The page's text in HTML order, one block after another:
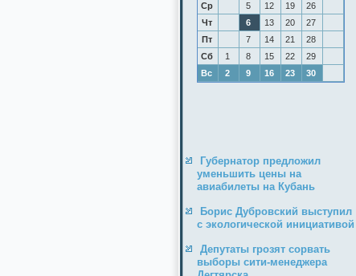
Ср
5 12 19
26
Чт
6 13 20
27
Пт
7 14 21
28
Сб
1 8 15 22
29
Вс
2 9 16 23 30
Губернатор предложил
уменьшить цены на
авиабилеты на Кубань
Борис Дубровский выступил
с экологической инициативой
Депутаты грозят сорвать
выборы сити-менеджера